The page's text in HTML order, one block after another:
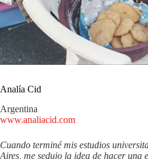
Analía Cid
Argentina
www.analiacid.com
Cuando terminé mis estudios
Aires, me sedujo la idea de hacer una